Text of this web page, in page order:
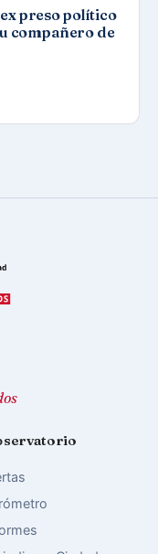
preso político
compañero de